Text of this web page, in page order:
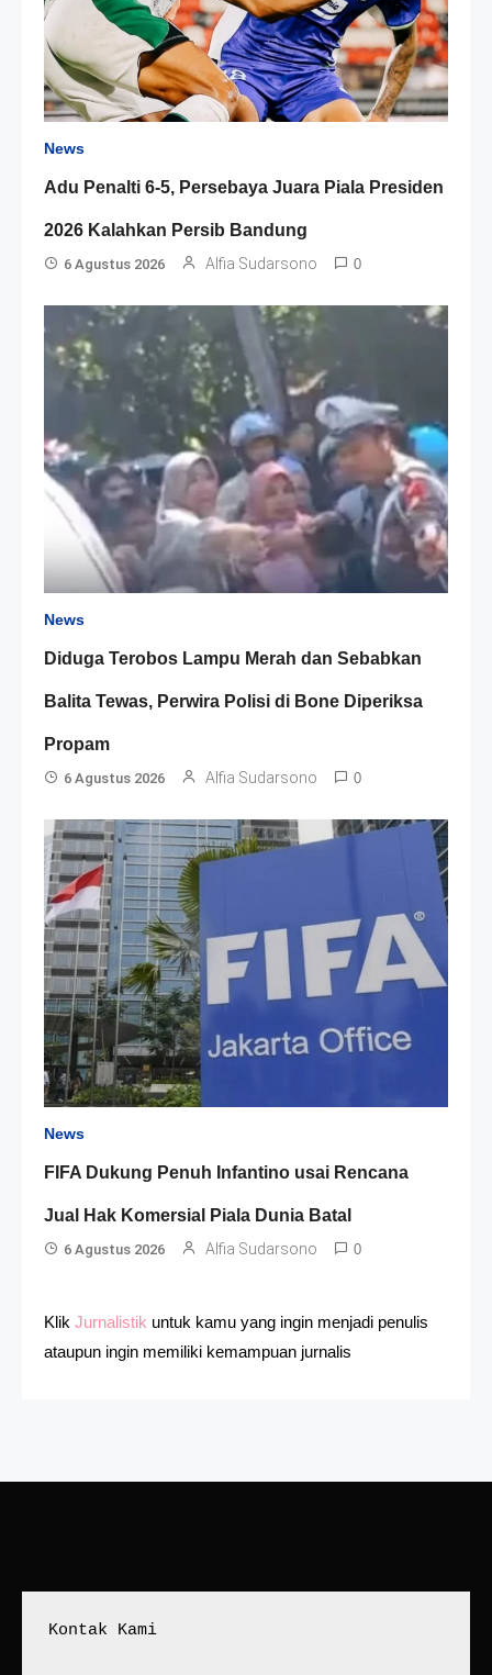
News
Adu Penalti 6-5, Persebaya Juara Piala Presiden
2026 Kalahkan Persib Bandung
6 Agustus 2026 Alfia Sudarsono 0
News
Diduga Terobos Lampu Merah dan Sebabkan
Balita Tewas, Perwira Polisi di Bone Diperiksa
Propam
6 Agustus 2026 Alfia Sudarsono 0
News
FIFA Dukung Penuh Infantino usai Rencana
Jual Hak Komersial Piala Dunia Batal
6 Agustus 2026 Alfia Sudarsono 0
Klik Jurnalistik untuk kamu yang ingin menjadi penulis
ataupun ingin memiliki kemampuan jurnalis
Kontak Kami